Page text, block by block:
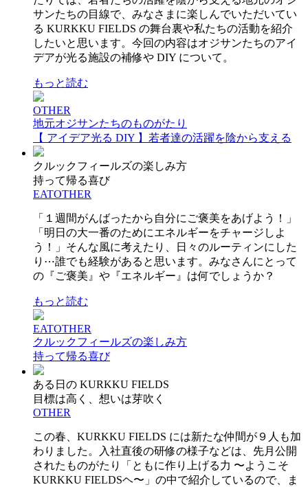
サンたちの目線で、みなさまに楽しんでいただいてい
る KURKKU FIELDS の舞台裏や私たちの活動を紹介
したいと思います。今回の内容はオジサンたちのアイ
デアが光る施設の補修や DIY について。
もっと読む
OTHER
地元オジサンたちのものがたり
【 アイデア光る DIY 】若者達の活躍を陰から支える
クルックフィールズの楽しみ方
持って帰る喜び
EATOTHER
「１週間がんばったから自分にご褒美をあげよう！」
「明日の大一番のためにエネルギーをチャージしよ
う！」そんな風に考えたり、日々のルーティンにした
り⋯誰でも経験があると思います。みなさんにとって
の『ご褒美』や『エネルギー』は何でしょうか？
もっと読む
EATOTHER
クルックフィールズの楽しみ方
持って帰る喜び
ある日の KURKKU FIELDS
目標は高く、想いは芽吹く
OTHER
この春、KURKKU FIELDS には新たな仲間が９人も加
わりました。入社直後の研修の様子などは、先月公開
されたものがたり「ともに作り上げる力 〜ようこそ
KURKKU FIELDSヘ〜」の中で紹介しているので、ま